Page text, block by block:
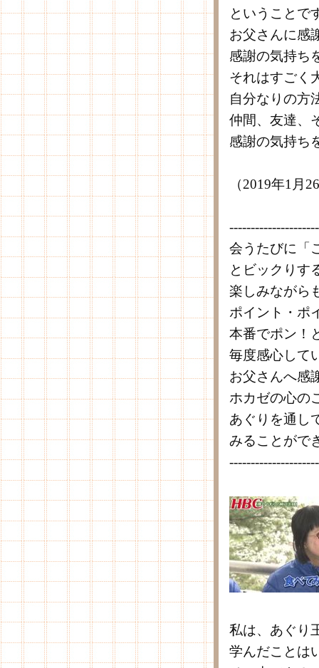
ということで
お父さんに感
感謝の気持ち
それはすごく
自分なりの方
仲間、友達、
感謝の気持ち
（2019年1月
会うたびに「
とビックりす
楽しみながら
ポイント・ポ
本番でポン！
毎度感心して
お父さんへ感
ホカゼの心の
あぐりを通し
みることがで
私は、あぐり
学んだことは